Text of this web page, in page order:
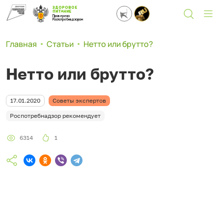
ЗДОРОВОЕ
ПИТАНИЕ
Проверено
Роспотребнадзором
Главная Статьи Нетто или брутто?
Нетто или брутто?
17.01.2020 Советы экспертов
Роспотребнадзор рекомендует
6314 1